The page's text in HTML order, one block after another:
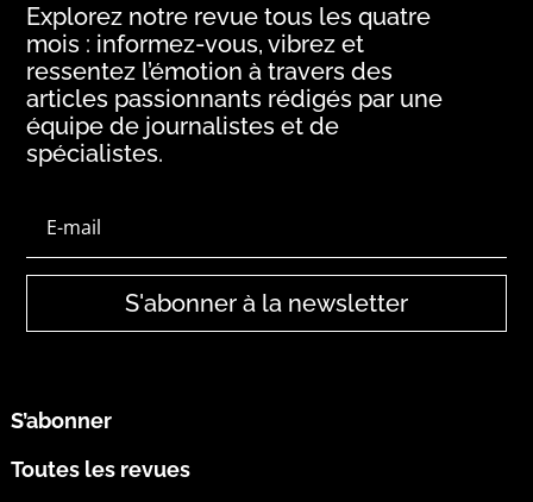
Explorez notre revue tous les quatre
mois : informez-vous, vibrez et
ressentez l’émotion à travers des
articles passionnants rédigés par une
équipe de journalistes et de
spécialistes.
S'abonner à la newsletter
S’abonner
Toutes les revues